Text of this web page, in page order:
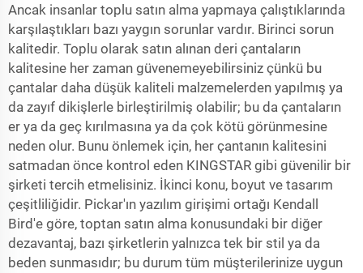
Ancak insanlar toplu satın alma yapmaya çalıştıklarında
karşılaştıkları bazı yaygın sorunlar vardır. Birinci sorun
kalitedir. Toplu olarak satın alınan deri çantaların
kalitesine her zaman güvenemeyebilirsiniz çünkü bu
çantalar daha düşük kaliteli malzemelerden yapılmış ya
da zayıf dikişlerle birleştirilmiş olabilir; bu da çantaların
er ya da geç kırılmasına ya da çok kötü görünmesine
neden olur. Bunu önlemek için, her çantanın kalitesini
satmadan önce kontrol eden KINGSTAR gibi güvenilir bir
şirketi tercih etmelisiniz. İkinci konu, boyut ve tasarım
çeşitliliğidir. Pickar'ın yazılım girişimi ortağı Kendall
Bird'e göre, toptan satın alma konusundaki bir diğer
dezavantaj, bazı şirketlerin yalnızca tek bir stil ya da
beden sunmasıdır; bu durum tüm müşterilerinize uygun